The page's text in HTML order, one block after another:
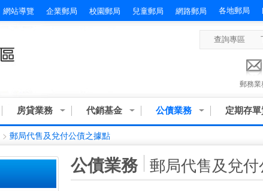
網站導覽 企業郵局 校園郵局 兒童郵局 網路郵局 各地郵局
查詢專區
郵務業
房貸業務 代銷基金 公債業務 定期存
> 郵局代售及兌付公債之據點
公債業務 郵局代售及兌